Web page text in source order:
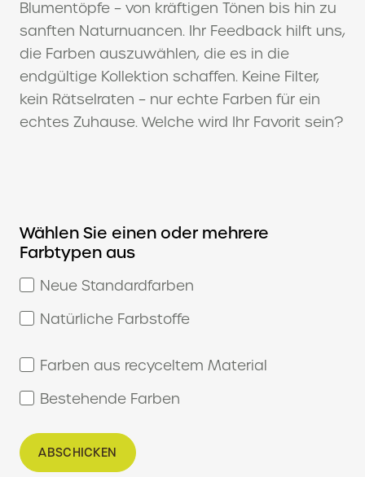
Blumentöpfe – von kräftigen Tönen bis hin zu
sanften Naturnuancen. Ihr Feedback hilft uns,
die Farben auszuwählen, die es in die
endgültige Kollektion schaffen. Keine Filter,
kein Rätselraten – nur echte Farben für ein
echtes Zuhause. Welche wird Ihr Favorit sein?
Wählen Sie einen oder mehrere
Farbtypen aus
Neue Standardfarben
Natürliche Farbstoffe
Farben aus recyceltem Material
Bestehende Farben
ABSCHICKEN